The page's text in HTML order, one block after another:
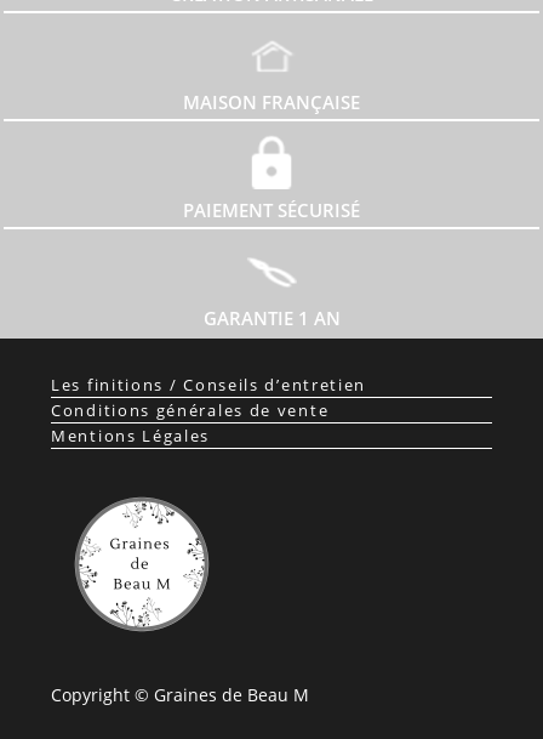
MAISON FRANÇAISE
PAIEMENT SÉCURISÉ
GARANTIE 1 AN
Les finitions / Conseils d’entretien
Conditions générales de vente
Mentions Légales
Copyright © Graines de Beau M